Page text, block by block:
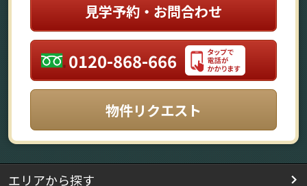
見学予約・お問合わせ
0120-868-666
物件リクエスト
エリアから探す